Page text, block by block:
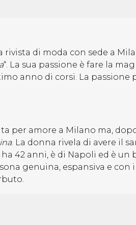
di moda con sede a
“. La sua passione è fare la
anno di corsi. La passione
per amore a Milano ma,
. La donna rivela di avere il
42 anni, è di Napoli ed è un
genuina, espansiva e con